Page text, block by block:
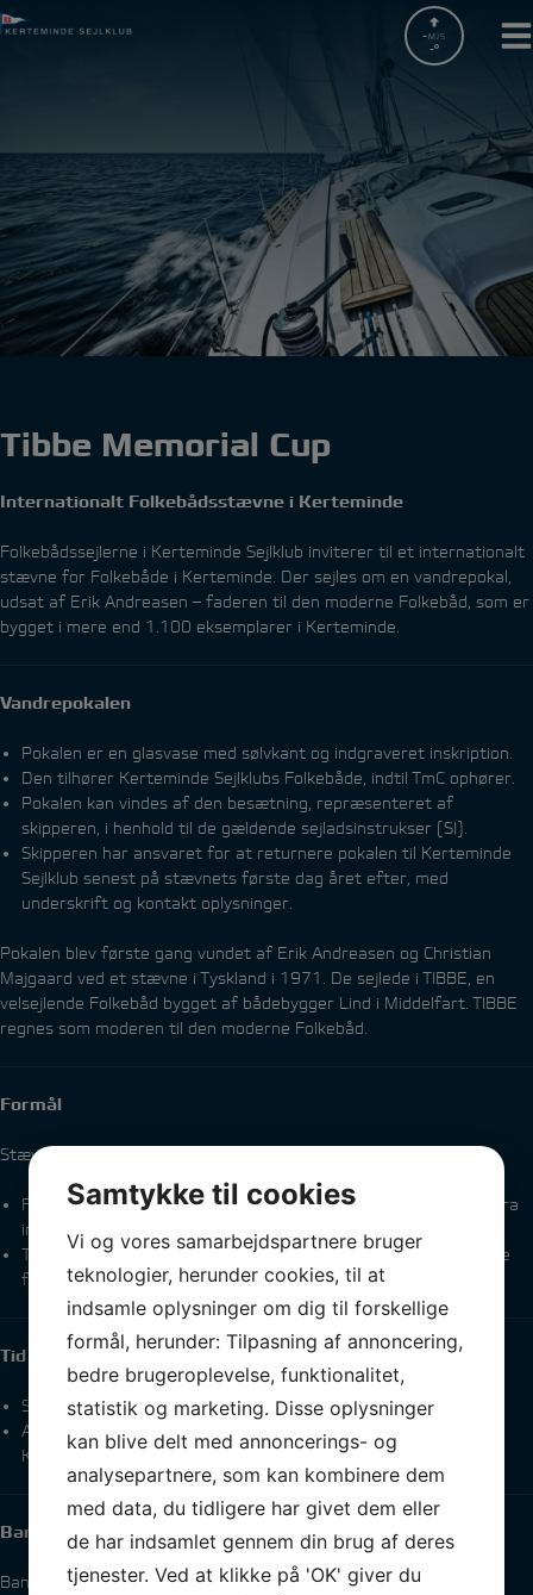
Hop
til
-M/S
-
Tibbe Memorial Cup
Internationalt Folkebådsstævne i Kerteminde
Folkebådssejlerne i Kerteminde Sejlklub inviterer til et internationalt
stævne for Folkebåde i Kerteminde. Der sejles om en vandrepokal,
udsat af Erik Andreasen – faderen til den moderne Folkebåd, som er
bygget i mere end 1.100 eksemplarer i Kerteminde.
Vandrepokalen
Pokalen er en glasvase med sølvkant og indgraveret inskription.
Den tilhører Kerteminde Sejlklubs Folkebåde, indtil TmC ophører.
Pokalen kan vindes af den besætning, repræsenteret af
skipperen, i henhold til de gældende sejladsinstrukser (SI).
Skipperen har ansvaret for at returnere pokalen til Kerteminde
Sejlklub senest på stævnets første dag året efter, med
underskrift og kontakt oplysninger.
Pokalen blev første gang vundet af Erik Andreasen og Christian
Majgaard ved et stævne i Tyskland i 1971. De sejlede i TIBBE, en
velsejlende Folkebåd bygget af bådebygger Lind i Middelfart. TIBBE
regnes som moderen til den moderne Folkebåd.
Formål
Stævnet har til formål at:
Fremme kammeratskab og venskab mellem Folkebådssejlere fra
ind- og udland.
Tilpasse gebyrer og forplejningsomkostninger, så de er rimelige
for både deltagere og klubben.
Tid og sted
Sidste weekend i august hvert år.
Aktiviteter foregår i Kerteminde Sejlklubs lokaler og på
Kerteminde Bugten.
Baner
Banelederne tilstræber baner, der er:
Samtykke til cookies
Vi og vores samarbejdspartnere bruger
teknologier, herunder cookies, til at
indsamle oplysninger om dig til forskellige
formål, herunder: Tilpasning af annoncering,
bedre brugeroplevelse, funktionalitet,
statistik og marketing. Disse oplysninger
kan blive delt med annoncerings- og
analysepartnere, som kan kombinere dem
med data, du tidligere har givet dem eller
de har indsamlet gennem din brug af deres
tjenester. Ved at klikke på 'OK' giver du